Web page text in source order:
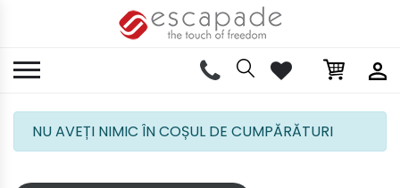
NU AVEȚI NIMIC ÎN COȘUL DE CUMPĂRĂTURI